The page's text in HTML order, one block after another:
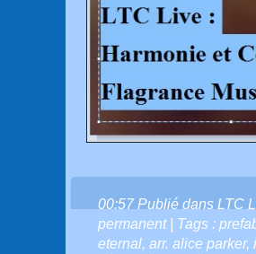
00:57 Publié dans LTC
permanent| Tags :
eternal, arr. alice parker,